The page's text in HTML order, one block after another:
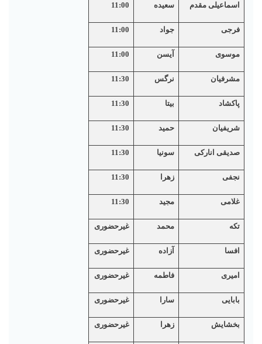
اسماعیلی مقدم سعیده 11:00
فرجی جواد 11:00
موسوی آیسن 11:00
مشرفیان نرگس 11:30
پاکشاد بیتا 11:30
شریفیان حمید 11:30
صدیقی انارکی سونیا 11:30
نجفی زهرا 11:30
غلامی مجید 11:30
تکه محمد غیرحضوری
افسا آزاده غیرحضوری
امیری فاطمه غیرحضوری
بابایی سارا غیرحضوری
بخشایش زهرا غیرحضوری